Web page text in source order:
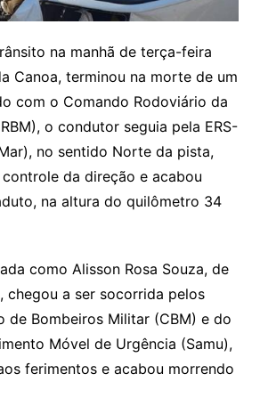
na manhã de terça-feira
Canoa, terminou na morte de um
com o Comando Rodoviário da
o condutor seguia pela ERS-
no sentido Norte da pista,
da direção e acabou
na altura do quilômetro 34
como Alisson Rosa Souza, de
chegou a ser socorrida pelos
de Bombeiros Militar (CBM) e do
Móvel de Urgência (Samu),
ferimentos e acabou morrendo